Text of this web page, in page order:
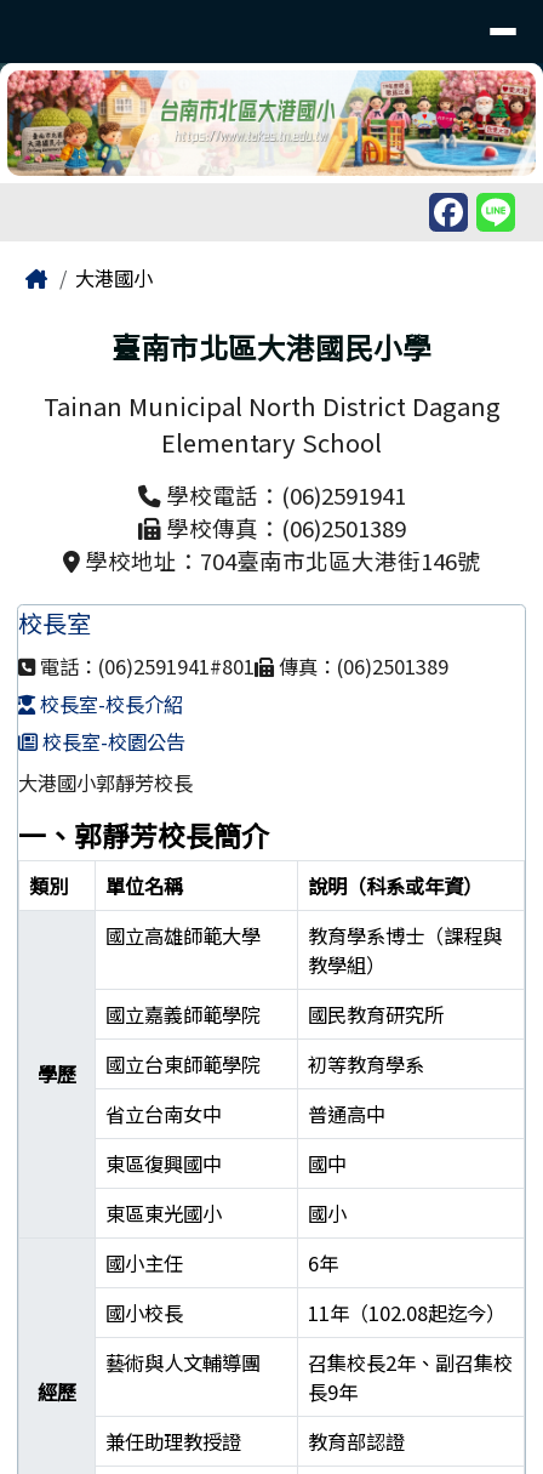
Home大港國小
臺南市北區大港國民小學
Tainan Municipal North District Dagang
Elementary School
學校電話：(06)2591941
學校傳真：(06)2501389
學校地址：704臺南市北區大港街146號
校長室
電話：(06)2591941#801
傳真：(06)2501389
校長室-校長介紹
校長室-校園公告
大港國小郭靜芳校長
一、郭靜芳校長簡介
類別 單位名稱 說明（科系或年資）
學歷
國立高雄師範大學
教育學系博士（課程與
教學組）
國立嘉義師範學院
國民教育研究所
國立台東師範學院
初等教育學系
省立台南女中
普通高中
東區復興國中
國中
東區東光國小
國小
經歷
國小主任
6年
國小校長
11年（102.08起迄今）
藝術與人文輔導團
召集校長2年、副召集校
長9年
兼任助理教授證
教育部認證